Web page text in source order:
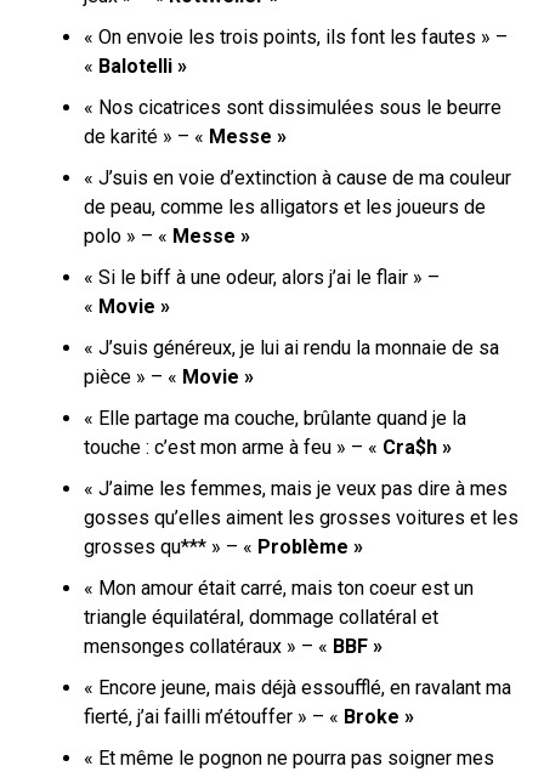
« On envoie les trois points, ils font les fautes » –
« Balotelli »
« Nos cicatrices sont dissimulées sous le beurre
de karité » – « Messe »
« J’suis en voie d’extinction à cause de ma couleur
de peau, comme les alligators et les joueurs de
polo » – « Messe »
« Si le biff à une odeur, alors j’ai le flair » –
« Movie »
« J’suis généreux, je lui ai rendu la monnaie de sa
pièce » – « Movie »
« Elle partage ma couche, brûlante quand je la
touche : c’est mon arme à feu » – « Cra$h »
« J’aime les femmes, mais je veux pas dire à mes
gosses qu’elles aiment les grosses voitures et les
grosses qu*** » – « Problème »
« Mon amour était carré, mais ton coeur est un
triangle équilatéral, dommage collatéral et
mensonges collatéraux » – « BBF »
« Encore jeune, mais déjà essoufflé, en ravalant ma
fierté, j’ai failli m’étouffer » – « Broke »
« Et même le pognon ne pourra pas soigner mes